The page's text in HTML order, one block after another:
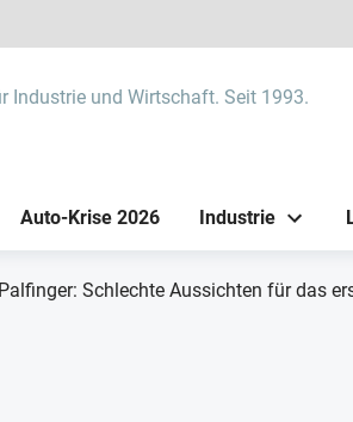
Industrie und Wirtschaft. Seit 1993.
Auto-Krise 2026 Industrie
Palfinger: Schlechte Aussichten für das